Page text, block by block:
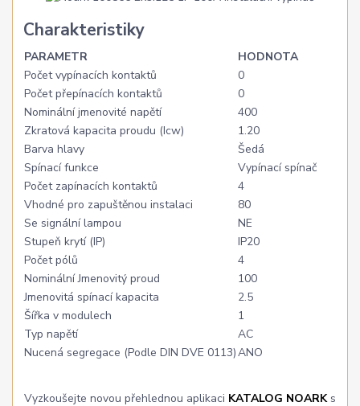
Charakteristiky
PARAMETR
HODNOTA
Počet vypínacích kontaktů
0
Počet přepínacích kontaktů
0
Nominální jmenovité napětí
400
Zkratová kapacita proudu (Icw)
1.20
Barva hlavy
Šedá
Spínací funkce
Vypínací spínač
Počet zapínacích kontaktů
4
Vhodné pro zapuštěnou instalaci
80
Se signální lampou
NE
Stupeň krytí (IP)
IP20
Počet pólů
4
Nominální Jmenovitý proud
100
Jmenovitá spínací kapacita
2.5
Šířka v modulech
1
Typ napětí
AC
Nucená segregace (Podle DIN DVE 0113)ANO
Vyzkoušejte novou přehlednou aplikaci KATALOG NOARKs